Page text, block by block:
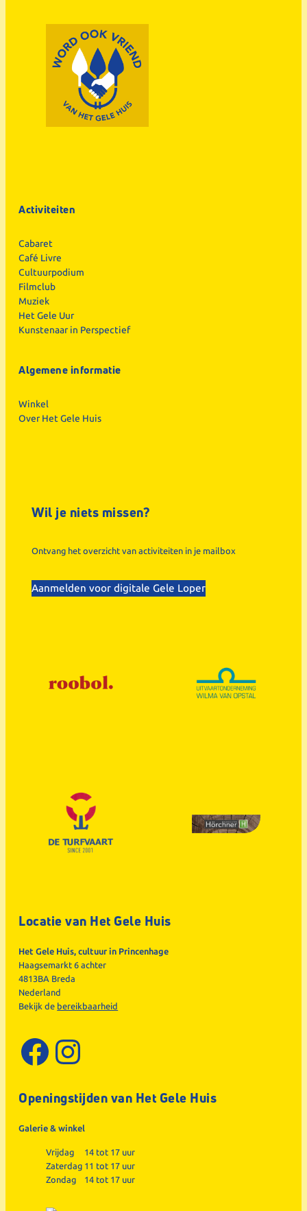
Activiteiten
Cabaret
Café Livre
Cultuurpodium
Filmclub
Muziek
Het Gele Uur
Kunstenaar in Perspectief
Algemene informatie
Winkel
Over Het Gele Huis
Wil je niets missen?
Ontvang het overzicht van activiteiten in je mailbox
Aanmelden voor digitale Gele Loper
Locatie van Het Gele Huis
Het Gele Huis, cultuur in Princenhage
Haagsemarkt 6 achter
4813BA Breda
Nederland
Bekijk de bereikbaarheid
Facebook
Instagram
Openingstijden van Het Gele Huis
Galerie & winkel
Vrijdag
14 tot 17 uur
Zaterdag 11 tot 17 uur
Zondag
14 tot 17 uur